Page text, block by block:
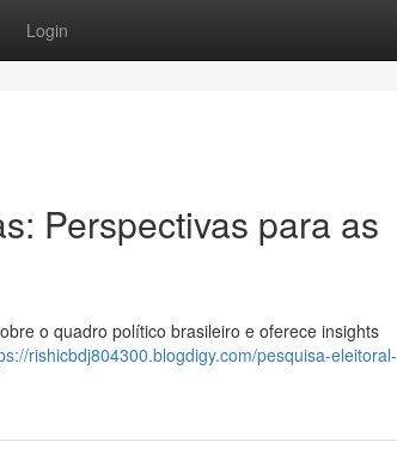
Login
Perspectivas para as
o quadro político brasileiro e oferece insights
rishicbdj804300.blogdigy.com/pesquisa-eleitoral-